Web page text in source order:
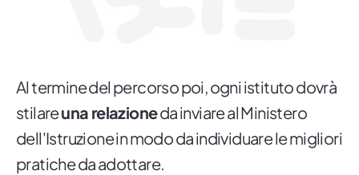
Al termine del percorso poi, ogni istituto dovrà
stilareuna relazioneda inviare al Ministero
dell'Istruzione in modo da individuare le migliori
pratiche da adottare.